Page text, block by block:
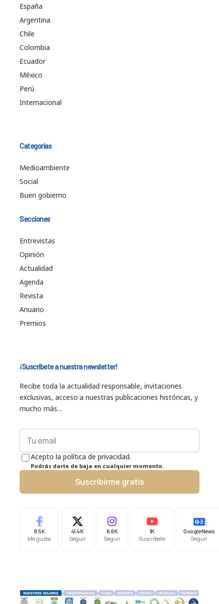
España
Argentina
Chile
Colombia
Ecuador
México
Perú
Internacional
Categorías
Medioambiente
Social
Buen gobierno
Secciones
Entrevistas
Opinión
Actualidad
Agenda
Revista
Anuario
Premios
¡Suscríbete a nuestra newsletter!
Recibe toda la actualidad responsable, invitaciones
exclusivas, acceso a nuestras publicaciones históricas, y
mucho más…
Acepto la política de privacidad.
Podrás darte de baja en cualquier momento.
Suscribirme gratis
9.5K
Me gusta
41.4K
Seguir
6.6K
Seguir
1K
Suscríbete
Google News
Seguir